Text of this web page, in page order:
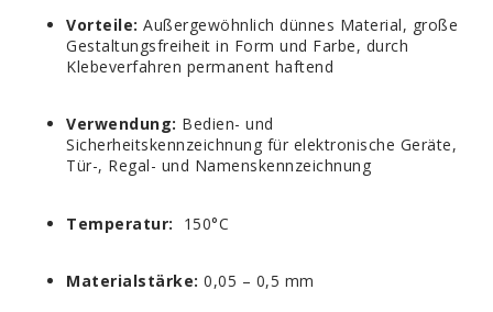
Vorteile: Außergewöhnlich dünnes Material, große
Gestaltungsfreiheit in Form und Farbe, durch
Klebeverfahren permanent haftend
Verwendung: Bedien- und
Sicherheitskennzeichnung für elektronische Geräte,
Tür-, Regal- und Namenskennzeichnung
Temperatur: 150°C
Materialstärke: 0,05 – 0,5 mm